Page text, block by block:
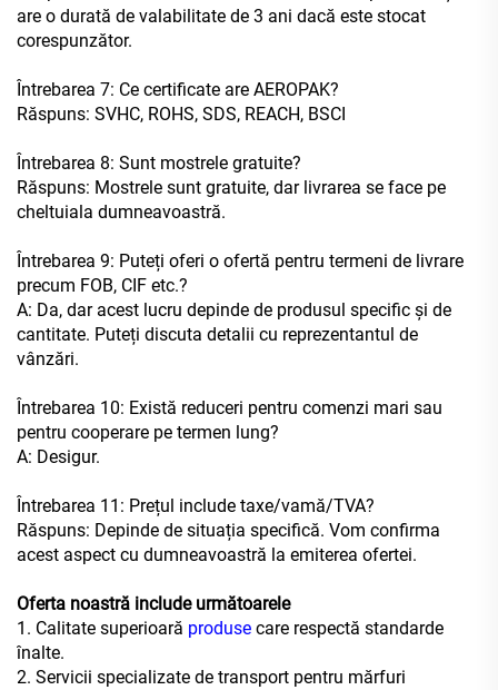
are o durată de valabilitate de 3 ani dacă este stocat
corespunzător.
Întrebarea 7: Ce certificate are AEROPAK?
Răspuns: SVHC, ROHS, SDS, REACH, BSCI
Întrebarea 8: Sunt mostrele gratuite?
Răspuns: Mostrele sunt gratuite, dar livrarea se face pe
cheltuiala dumneavoastră.
Întrebarea 9: Puteți oferi o ofertă pentru termeni de livrare
precum FOB, CIF etc.?
A: Da, dar acest lucru depinde de produsul specific și de
cantitate. Puteți discuta detalii cu reprezentantul de
vânzări.
Întrebarea 10: Există reduceri pentru comenzi mari sau
pentru cooperare pe termen lung?
A: Desigur.
Întrebarea 11: Prețul include taxe/vamă/TVA?
Răspuns: Depinde de situația specifică. Vom confirma
acest aspect cu dumneavoastră la emiterea ofertei.
Oferta noastră include următoarele
1. Calitate superioară produse care respectă standarde
înalte.
2. Servicii specializate de transport pentru mărfuri